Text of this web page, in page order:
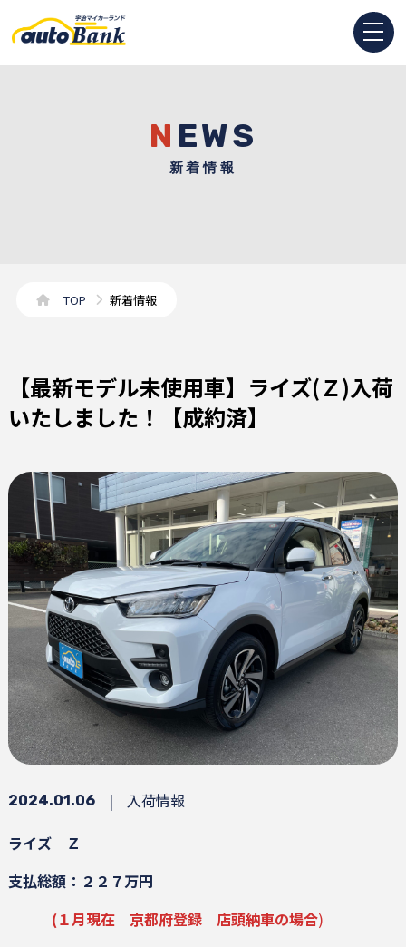
NEWS
新着情報
TOP 新着情報
【最新モデル未使用車】ライズ(Ｚ)入荷
いたしました！【成約済】
2024.01.06 |
入荷情報
ライズ Ｚ
支払総額：２２７万円
(１月現在 京都府登録 店頭納車の場合)